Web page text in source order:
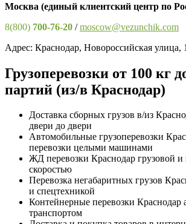
Москва (единый клиентский центр по
8(800) 700-76-20 /moscow@vezunchik.com
Адрес: Краснодар, Новороссийская улица,
Грузоперевозки от 100 кг
партий (из/в Краснодар)
Доставка сборных грузов в/из
двери до двери
Автомобильные грузоперевозки
перевозки целыми машинами
ЖД перевозки Краснодар грузовой и
скоростью
Перевозка негабаритных грузов
и спецтехникой
Контейнерные перевозки Краснодар
транспортом